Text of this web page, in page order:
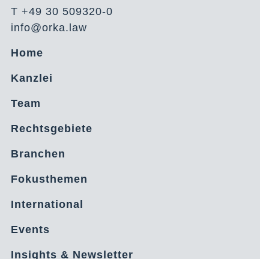
T +49 30 509320-0
info@orka.law
Home
Kanzlei
Team
Rechtsgebiete
Branchen
Fokusthemen
International
Events
Insights & Newsletter